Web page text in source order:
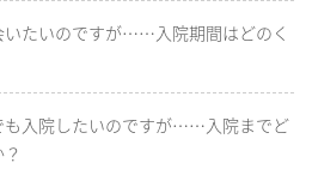
いたいのですが……入院期間はどのく
も入院したいのですが……入院までど